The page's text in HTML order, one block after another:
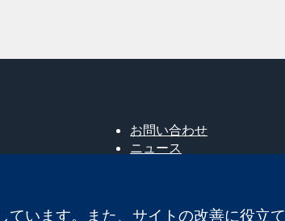
お問い合わせ
ニュース
ています。また、サイトの改善に役立て